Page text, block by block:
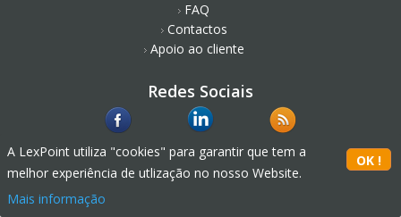
FAQ
Contactos
Apoio ao cliente
Redes Sociais
A LexPoint utiliza "cookies" para garantir que tem a
melhor experiência de utlização no nosso Website.
Mais informação